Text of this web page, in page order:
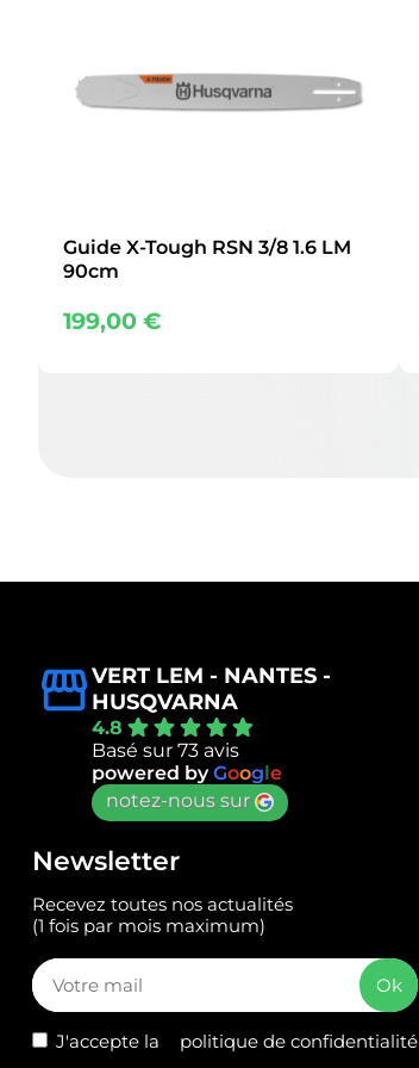
Guide X-Tough RSN 3/8 1.6 LM
90cm
199,00€
VERT LEM - NANTES -
HUSQVARNA
4.8
Basé sur 73 avis
powered byGoogle
notez-nous sur
Newsletter
Recevez toutes nos actualités
(1 fois par mois maximum)
J'accepte la politique de confidentialité